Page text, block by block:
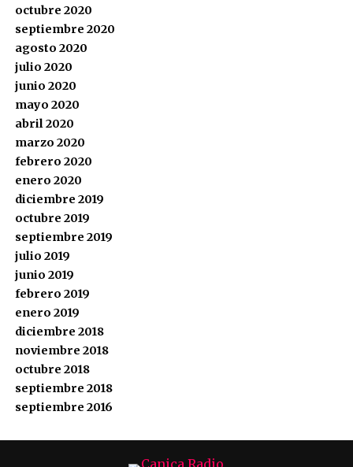
octubre 2020
septiembre 2020
agosto 2020
julio 2020
junio 2020
mayo 2020
abril 2020
marzo 2020
febrero 2020
enero 2020
diciembre 2019
octubre 2019
septiembre 2019
julio 2019
junio 2019
febrero 2019
enero 2019
diciembre 2018
noviembre 2018
octubre 2018
septiembre 2018
septiembre 2016